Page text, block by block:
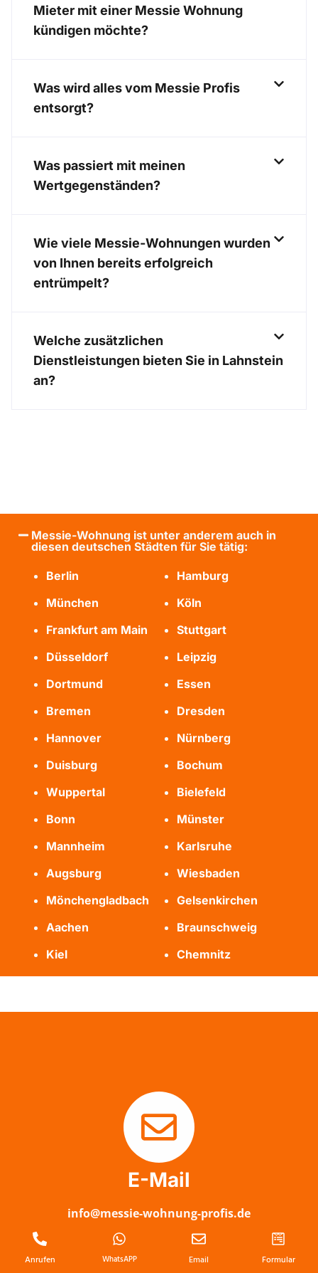
Mieter mit einer Messie Wohnung
kündigen möchte?
Was wird alles vom Messie Profis
entsorgt?
Was passiert mit meinen
Wertgegenständen?
Wie viele Messie-Wohnungen wurden
von Ihnen bereits erfolgreich
entrümpelt?
Welche zusätzlichen
Dienstleistungen bieten Sie in Lahnstein
an?
Messie-Wohnung ist unter anderem auch in
diesen deutschen Städten für Sie tätig:
Berlin
Hamburg
München
Köln
Frankfurt am Main
Stuttgart
Düsseldorf
Leipzig
Dortmund
Essen
Bremen
Dresden
Hannover
Nürnberg
Duisburg
Bochum
Wuppertal
Bielefeld
Bonn
Münster
Mannheim
Karlsruhe
Augsburg
Wiesbaden
Mönchengladbach
Gelsenkirchen
Aachen
Braunschweig
Kiel
Chemnitz
E-Mail
info@messie-wohnung-profis.de
Anrufen WhatsAPP Email Formular